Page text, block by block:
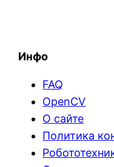
Инфо
FAQ
OpenCV
О сайте
Политика